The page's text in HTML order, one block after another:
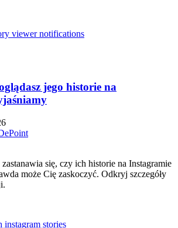
jego historie na
się, czy ich historie na Instagramie
może Cię zaskoczyć. Odkryj szczegóły